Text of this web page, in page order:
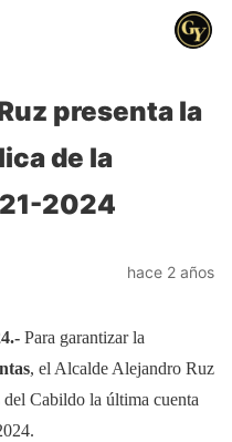
presenta la
de la
2024
hace 2 años
Para garantizar la
, el Alcalde Alejandro Ruz
del Cabildo la última cuenta